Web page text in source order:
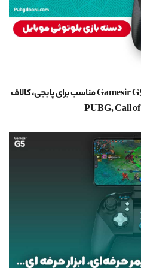
دسته بازی بلوتوثی موبایل گیمسر Gamesir G5 مناسب برای پابجی، کالاف